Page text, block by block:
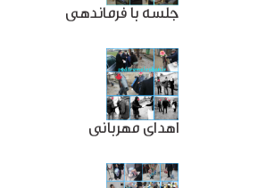
جلسه با فرماندهی
اهدای مهربانی